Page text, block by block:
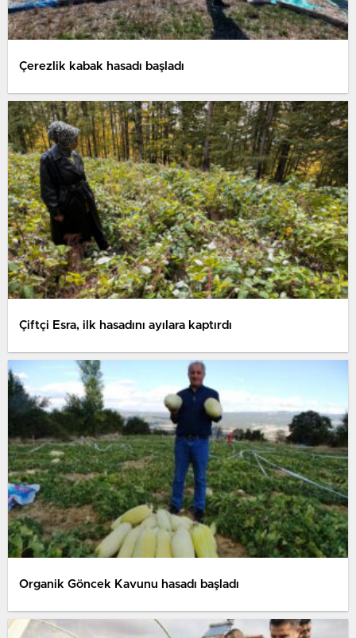
Çerezlik kabak hasadı başladı
Çiftçi Esra, ilk hasadını ayılara kaptırdı
Organik Göncek Kavunu hasadı başladı